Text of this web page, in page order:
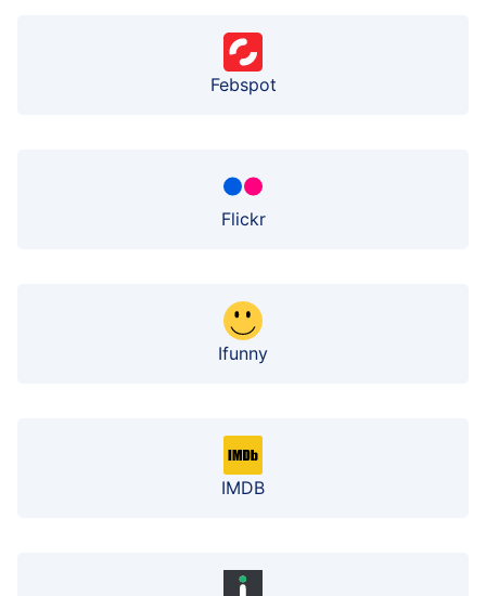
Febspot
Flickr
Ifunny
IMDB